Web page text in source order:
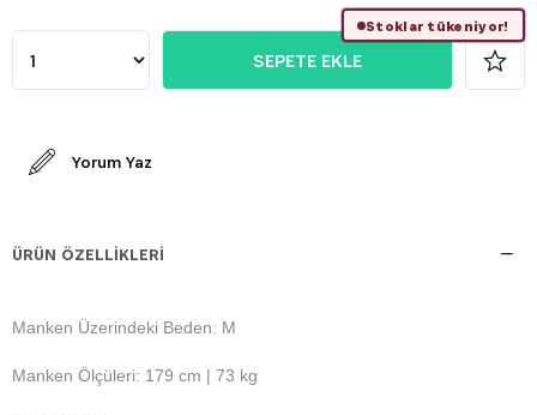
Stoklar tükeniyor!
Yorum Yaz
ÜRÜN ÖZELLIKLERI
Manken Üzerindeki Beden: M
Manken Ölçüleri: 179 cm | 73 kg